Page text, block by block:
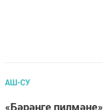
АШ-СУ
«Бәрәңге пилмәне»